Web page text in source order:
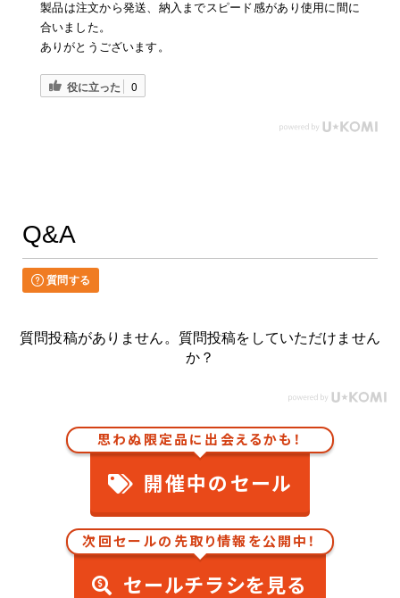
製品は注文から発送、納入までスピード感があり使用に間に
合いました。
ありがとうございます。
役に立った 0
Q&A
質問する
質問投稿がありません。質問投稿をしていただけません
か？
思わぬ限定品に出会えるかも！
開催中のセール
次回セールの先取り情報を公開中！
セールチラシを見る